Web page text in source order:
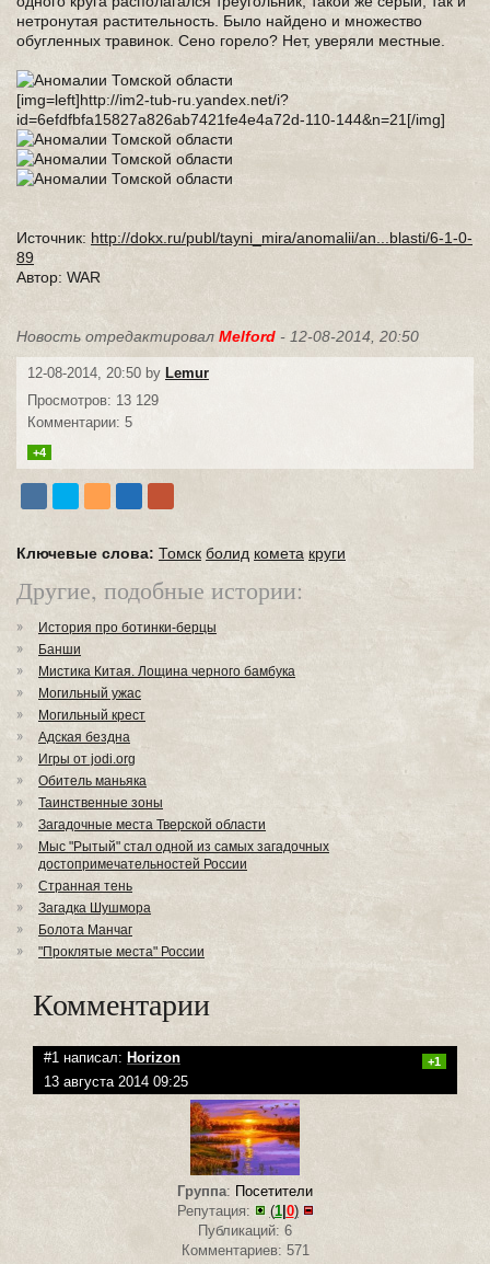
нетронутая растительность. Было найдено и множество
обугленных травинок. Сено горело? Hет, уверяли местные.
[img=left]http://im2-tub-ru.yandex.net/i?
id=6efdfbfa15827a826ab7421fe4e4a72d-110-144&n=21[/img]
Источник: http://dokx.ru/publ/tayni_mira/anomalii/an...blasti/6-1-0-
89
Автор: WAR
Новость отредактировал Melford - 12-08-2014, 20:50
12-08-2014, 20:50 by Lemur
Просмотров: 13 129
Комментарии: 5
+4
Ключевые слова: Томск болид комета круги
Другие, подобные истории:
История про ботинки-берцы
Банши
Мистика Китая. Лощина черного бамбука
Могильный ужас
Могильный крест
Адская бездна
Игры от jodi.org
Обитель маньяка
Таинственные зоны
Загадочные места Тверской области
Мыс "Рытый" стал одной из самых загадочных
достопримечательностей России
Странная тень
Загадка Шушмора
Болота Манчаг
"Проклятые места" России
Комментарии
#1 написал: Horizon +1
13 августа 2014 09:25
Группа: Посетители
Репутация:
(1|0)
Публикаций: 6
Комментариев: 571